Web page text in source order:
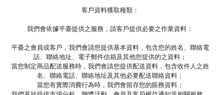
客戶資料獲取種類：
我們會依據平臺提供之服務，請客戶提供必要之作業資料：
平臺之會員或客戶，我們會請您提供基本資料，包含您的姓名、聯絡電
話、聯絡地址、電子郵件信箱及其他您提供的之資料；
當您制定商品配送服務時，我們會請您提供配送資料，包含收件人之姓
名、聯絡電話、聯絡地址及其他必要配送聯絡資料；
當您有實際消費行為時，我們會留存您的賬務資料；